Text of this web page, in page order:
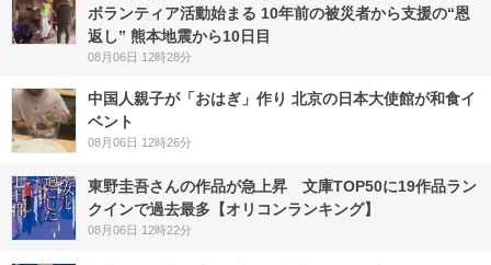
ボランティア活動始まる 10年前の被災者から支援の“恩
返し” 熊本地震から10日目
08月06日 12時28分
中国人親子が「おはぎ」作り 北京の日本大使館が和食イ
ベント
08月06日 12時26分
東野圭吾さんの作品が急上昇 文庫TOP50に19作品ラン
クインで過去最多【オリコンランキング】
08月06日 12時22分